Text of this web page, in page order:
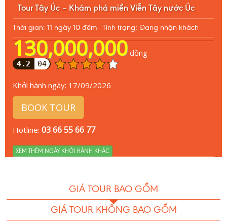
Tour Tây Úc – Khám phá miền Viễn Tây nước Úc
Thời gian: 11 ngày 10 đêm Tình trạng: Đang nhận khách
130,000,000đồng
4.2 04
Khởi hành ngày: 17/09/2026
BOOK TOUR
Hotline: 03 66 55 66 77
XEM THÊM NGÀY KHỞI HÀNH KHÁC
GIÁ TOUR BAO GỒM
GIÁ TOUR KHÔNG BAO GỒM